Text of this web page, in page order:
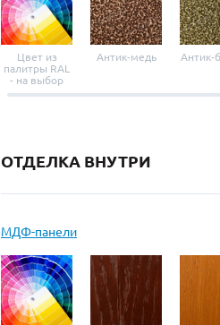
Цвет из
палитры RAL
- на выбор
Антик-медь Антик-
ОТДЕЛКА ВНУТРИ
МДФ-панели